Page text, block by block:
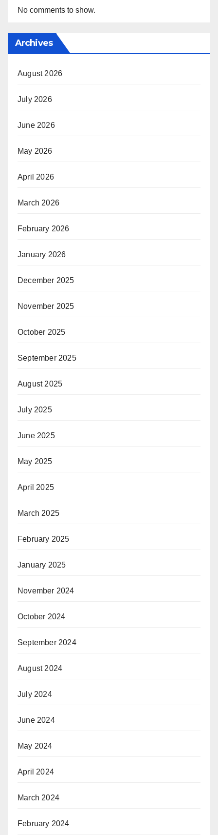
No comments to show.
Archives
August 2026
July 2026
June 2026
May 2026
April 2026
March 2026
February 2026
January 2026
December 2025
November 2025
October 2025
September 2025
August 2025
July 2025
June 2025
May 2025
April 2025
March 2025
February 2025
January 2025
November 2024
October 2024
September 2024
August 2024
July 2024
June 2024
May 2024
April 2024
March 2024
February 2024